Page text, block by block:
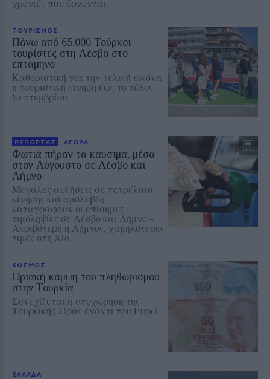
ΤΟΥΡΙΣΜΟΣ
Πάνω από 65.000 Τούρκοι
τουρίστες στη Λέσβο στο
επτάμηνο
Καθοριστική για την τελική εικόνα
η τουριστική κίνηση έως το τέλος
Σεπτεμβρίου
ΡΕΠΟΡΤΑΖ ΑΓΟΡΑ
Φωτιά πήραν τα καυσιμα, μέσα
στον Αύγουστο σε Λέσβο και
Λήμνο
Μεγάλες αυξήσεις σε πετρέλαιο
κίνησης και αμόλυβδη
καταγράφουν οι επίσημες
τιμοληψίες σε Λέσβο και Λήμνο –
Ακριβότερη η Λήμνος, χαμηλότερες
τιμές στη Χίο
ΚΟΣΜΟΣ
Οριακή κάμψη του πληθωρισμού
στην Τουρκία
Συνεχίζεται η υποχώρηση της
Τουρκικής λίρας έναντι του Ευρώ
ΕΛΛΑΔΑ